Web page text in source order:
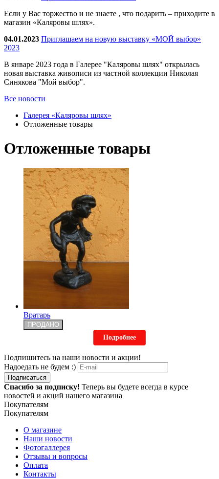
Если у Вас торжество и не знаете , что подарить – приходите в
магазин «Каляровы шлях».
04.01.2023 Приглашаем на новую выставку «МОЙ выбор»
2023
В январе 2023 года в Галерее "Каляровы шлях" открылась
новая выставка живописи из частной коллекции Николая
Синякова "Мой выбор".
Все новости
Галерея «Каляровы шлях»
Отложенные товары
Отложенные товары
Вратарь
ПРОДАНО
Подробнее
Подпишитесь на наши новости и акции!
Надоедать не будем :)
Подписаться
Спасибо за подписку! Теперь вы будете всегда в курсе
новостей и акций нашего магазина
Покупателям
Покупателям
О магазине
Наши новости
Фотогаллерея
Отзывы и вопросы
Оплата
Контакты